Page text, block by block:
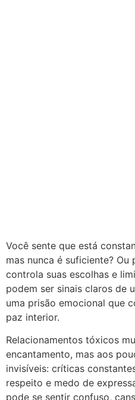
Você sente que está
mas nunca é suficiente?
controla suas escolhas e
podem ser sinais claros de
uma prisão emocional que
paz interior.
Relacionamentos tóxicos
encantamento, mas aos
invisíveis: críticas
respeito e medo de
pode se sentir confuso,